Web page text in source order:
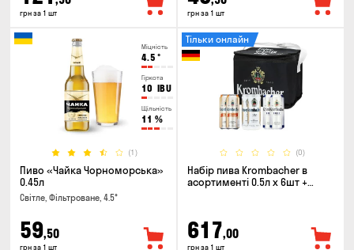
грн за 1 шт грн за 1 шт
Міцність
4.5 °
Гіркота
10 IBU
Щільність
11 %
(1)
Пиво «Чайка Чорноморська»
0.45л
Світле, Фільтроване, 4.5°
59,50
грн за 1 шт
(0)
Тільки онлайн
Набір пива Krombacher в
асортименті 0.5л х 6шт +
617,00
грн за 1 шт